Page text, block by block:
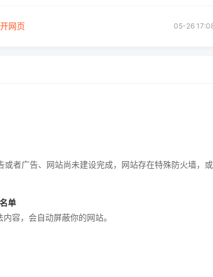
网页 05-26
者广告、网站尚未建设完成，网站存在特殊防火墙，
单
容，会自动屏蔽你的网站。